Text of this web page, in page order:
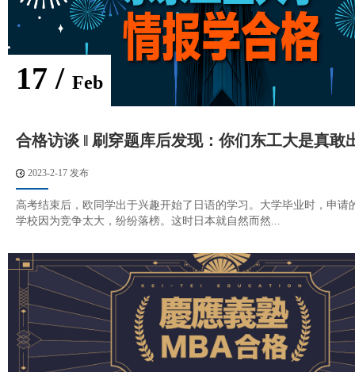
17 / Feb
合格访谈 ‖ 刷穿题库后发现：你们东工大是真敢
2023-2-17 发布
高考结束后，欧同学出于兴趣开始了日语的学习。大学毕业时，申请
学校因为竞争太大，纷纷落榜。这时日本就自然而然...